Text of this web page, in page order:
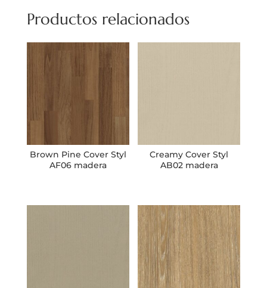
Productos relacionados
Brown Pine Cover Styl
AF06 madera
Creamy Cover Styl
AB02 madera